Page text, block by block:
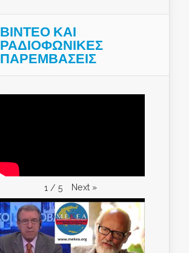
ΒΙΝΤΕΟ ΚΑΙ
ΡΑΔΙΟΦΩΝΙΚΕΣ
ΠΑΡΕΜΒΑΣΕΙΣ
1 / 5 Next »